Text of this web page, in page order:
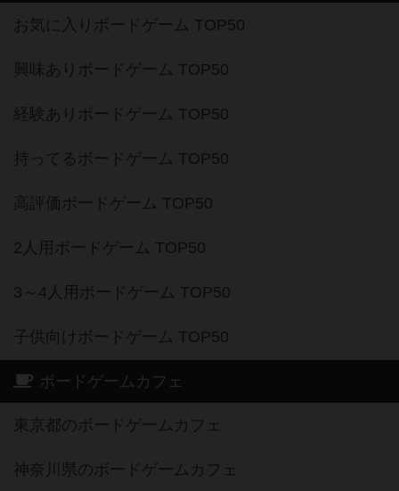
お気に入りボードゲーム TOP50
興味ありボードゲーム TOP50
経験ありボードゲーム TOP50
持ってるボードゲーム TOP50
高評価ボードゲーム TOP50
2人用ボードゲーム TOP50
3～4人用ボードゲーム TOP50
子供向けボードゲーム TOP50
ボードゲームカフェ
東京都のボードゲームカフェ
神奈川県のボードゲームカフェ